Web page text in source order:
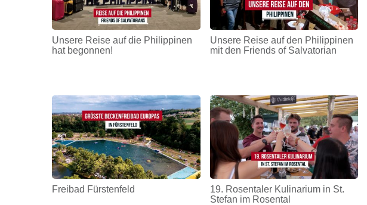
Unsere Reise auf die Philippinen
hat begonnen!
Unsere Reise auf den Philippinen
mit den Friends of Salvatorian
Freibad Fürstenfeld
19. Rosentaler Kulinarium in St.
Stefan im Rosental